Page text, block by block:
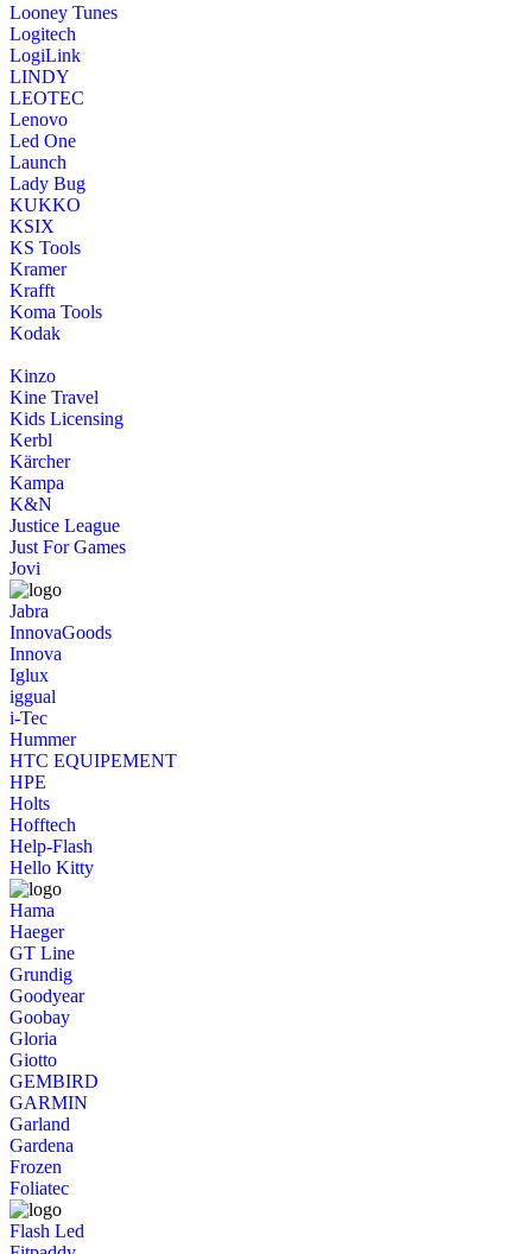
Looney Tunes
Logitech
LogiLink
LINDY
LEOTEC
Lenovo
Led One
Launch
Lady Bug
KUKKO
KSIX
KS Tools
Kramer
Krafft
Koma Tools
Kodak
Kinzo
Kine Travel
Kids Licensing
Kerbl
Kärcher
Kampa
K&N
Justice League
Just For Games
Jovi
Jabra
InnovaGoods
Innova
Iglux
iggual
i-Tec
Hummer
HTC EQUIPEMENT
HPE
Holts
Hofftech
Help-Flash
Hello Kitty
Hama
Haeger
GT Line
Grundig
Goodyear
Goobay
Gloria
Giotto
GEMBIRD
GARMIN
Garland
Gardena
Frozen
Foliatec
Flash Led